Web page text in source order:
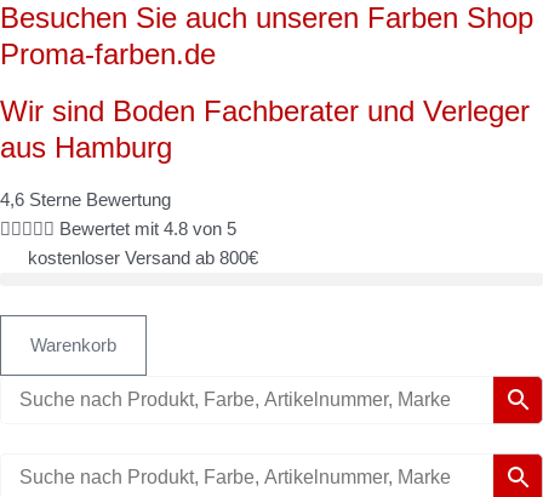
Zum
Inhalt
Besuchen Sie auch unseren Farben Shop
Proma-farben.de
Wir sind Boden Fachberater und Verleger
aus Hamburg
4,6 Sterne Bewertung
     Bewertet mit 4.8 von 5
kostenloser Versand ab 800€
Warenkorb